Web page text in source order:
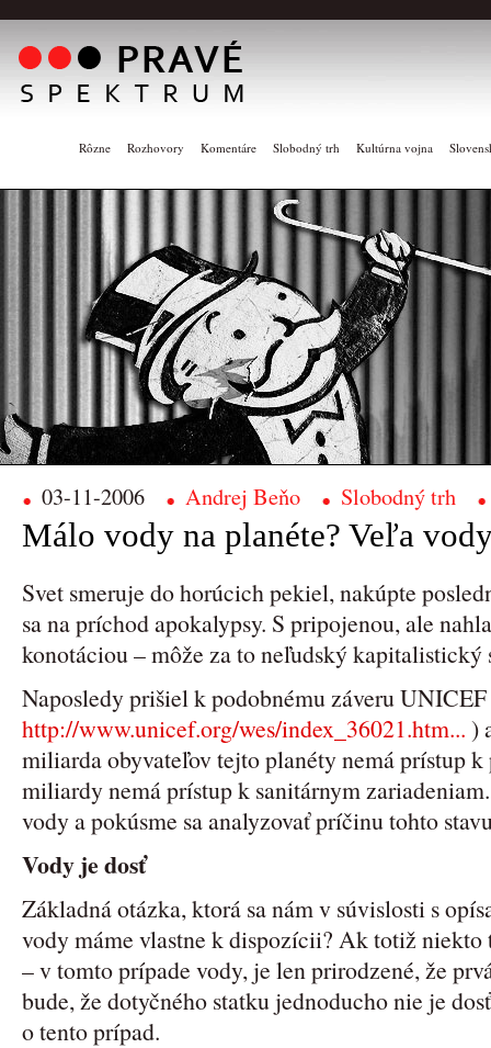
Rôzne Rozhovory Komentáre Slobodný trh Kultúrna vojna
03-11-2006 Andrej Beňo Slobodný trh
Málo vody na planéte? Veľa
Svet smeruje do horúcich pekiel, nakúpte
sa na príchod apokalypsy. S pripojenou, ale
konotáciou – môže za to neľudský kapitalistický
Naposledy prišiel k podobnému záveru
http://www.unicef.org/wes/index_36021.htm... )
miliarda obyvateľov tejto planéty nemá prístup
miliardy nemá prístup k sanitárnym
vody a pokúsme sa analyzovať príčinu tohto
Vody je dosť
Základná otázka, ktorá sa nám v súvislosti s
vody máme vlastne k dispozícii? Ak totiž
– v tomto prípade vody, je len prirodzené, že
bude, že dotyčného statku jednoducho nie je
o tento prípad.